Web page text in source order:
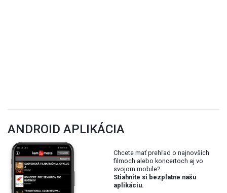
ANDROID APLIKÁCIA
Chcete mať prehľad o najnovších
filmoch alebo koncertoch aj vo
svojom mobile?
Stiahnite si bezplatne našu
aplikáciu.